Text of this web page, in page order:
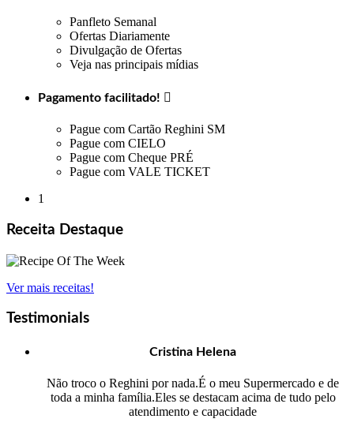
Panfleto Semanal
Ofertas Diariamente
Divulgação de Ofertas
Veja nas principais mídias
Pagamento facilitado!
Pague com Cartão Reghini SM
Pague com CIELO
Pague com Cheque PRÉ
Pague com VALE TICKET
1
Receita Destaque
Ver mais receitas!
Testimonials
Cristina Helena
Não troco o Reghini por nada.É o meu Supermercado e de
toda a minha família.Eles se destacam acima de tudo pelo
atendimento e capacidade